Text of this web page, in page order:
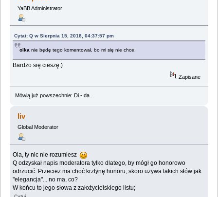
YaBB Administrator
Cytat: Q w Sierpnia 15, 2018, 04:37:57 pm
olka nie będę tego komentował, bo mi się nie chce.
Bardzo się cieszę:)
Zapisane
Mówią już powszechnie: Di - da...
liv
Global Moderator
Ola, ty nic nie rozumiesz
Q odzyskał napis moderatora tylko dlatego, by mógł go honorowo
odrzucić. Przecież ma choć krztynę honoru, skoro używa takich słów jak
"elegancja"... no ma, co?
W końcu to jego słowa z założycielskiego listu;